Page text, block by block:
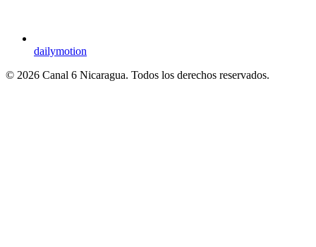
dailymotion
© 2026 Canal 6 Nicaragua. Todos los derechos reservados.